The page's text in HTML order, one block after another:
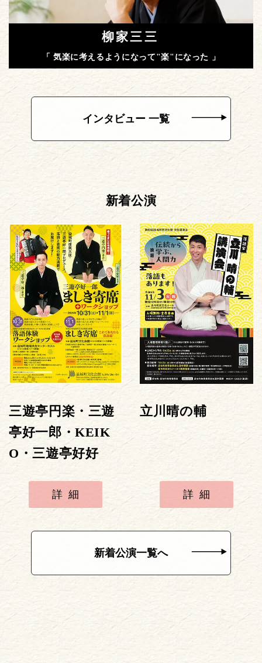
柳家三三
「 気楽に考えるようになって"楽"になった 」
インタビュー 一覧
新着公演
三遊亭円楽・三遊
亭好一郎・KEIK
O・三遊亭好好
詳細
立川晴の輔
詳細
新着公演一覧へ